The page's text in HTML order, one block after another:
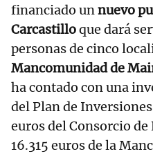
financiado unnuevo
Carcastilloque dará
personas de cinco
Mancomunidad de
ha contado con una
del Plan de
euros del Consorcio de
16.315 euros de la